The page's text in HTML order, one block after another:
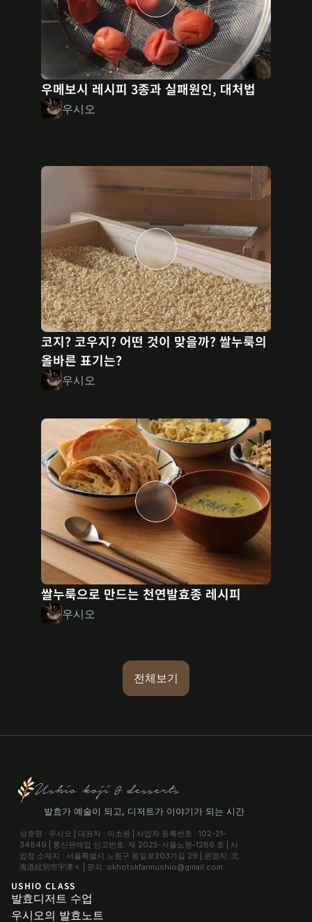
우메보시 레시피 3종과 실패원인, 대처법
우시오
코지? 코우지? 어떤 것이 맞을까? 쌀누룩의
올바른 표기는?
우시오
쌀누룩으로 만드는 천연발효종 레시피
우시오
전체보기
Ushio koji & desserts
발효가 예술이 되고, 디저트가 이야기가 되는 시간
상호명 : 우시오 | 대표자 : 이초원 | 사업자 등록번호 : 102-21-
34849 | 통신판매업 신고번호: 제 2025-서울노원-1286 호 | 사
업장 소재지 : 서울특별시 노원구 동일로203가길 29 | 운영지: 北
海道紋別市宇津々 | 문의: okhotskfarmushio@gmail.com
USHIO CLASS
발효디저트 수업
우시오의 발효노트